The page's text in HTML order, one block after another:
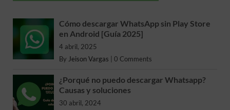
Cómo descargar WhatsApp sin Play Store
en Android [Guía 2025]
4 abril, 2025
By Jeison Vargas | 0 Comments
¿Porqué no puedo descargar Whatsapp?
Causas y soluciones
30 abril, 2024